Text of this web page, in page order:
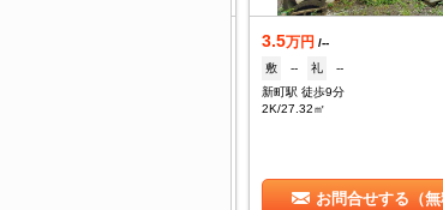
3.5万円 /--
敷
-- 礼
--
新町駅 徒歩9分
2K/27.32㎡
お問合せする（無